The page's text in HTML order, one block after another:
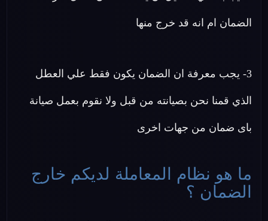
الضمان ام انه قد خرج منها
3- يجب معرفة ان الضمان يكون فقط علي العطل
الذي قمنا نحن بصيانته من قبل ولا نقوم بعمل صيانة
باى ضمان من جهات اخرى
ما هو نظام المعاملة لديكم خارج
الضمان ؟